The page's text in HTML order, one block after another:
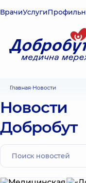
ВрачиУслуги
Главная Новости
Новости
Добробут